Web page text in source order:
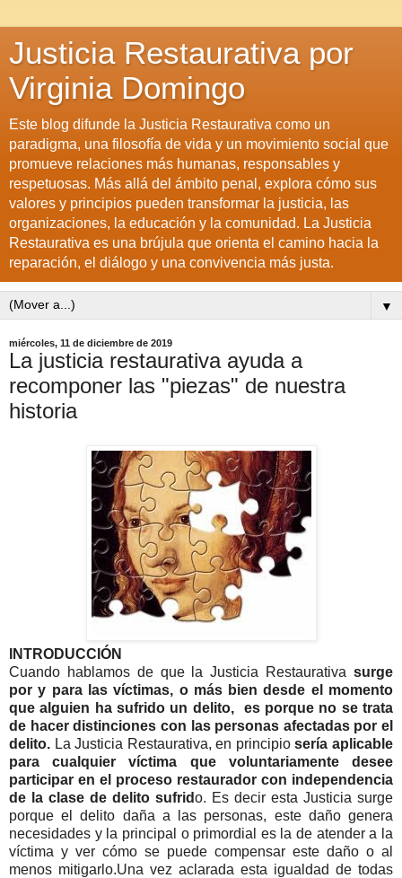
Justicia Restaurativa por
Virginia Domingo
Este blog difunde la Justicia Restaurativa como un
paradigma, una filosofía de vida y un movimiento social que
promueve relaciones más humanas, responsables y
respetuosas. Más allá del ámbito penal, explora cómo sus
valores y principios pueden transformar la justicia, las
organizaciones, la educación y la comunidad. La Justicia
Restaurativa es una brújula que orienta el camino hacia la
reparación, el diálogo y una convivencia más justa.
▼
miércoles, 11 de diciembre de 2019
La justicia restaurativa ayuda a
recomponer las "piezas" de nuestra
historia
INTRODUCCIÓN
Cuando hablamos de que la Justicia Restaurativa surge
por y para las víctimas, o más bien desde el momento
que alguien ha sufrido un delito, es porque no se trata
de hacer distinciones con las personas afectadas por el
delito. La Justicia Restaurativa, en principiosería aplicable
para cualquier víctima que voluntariamente desee
participar en el proceso restaurador con independencia
de la clase de delito sufrido. Es decir esta Justicia surge
porque el delito daña a las personas, este daño genera
necesidades y la principal o primordial es la de atender a la
víctima y ver cómo se puede compensar este daño o al
menos mitigarlo.Una vez aclarada esta igualdad de todas